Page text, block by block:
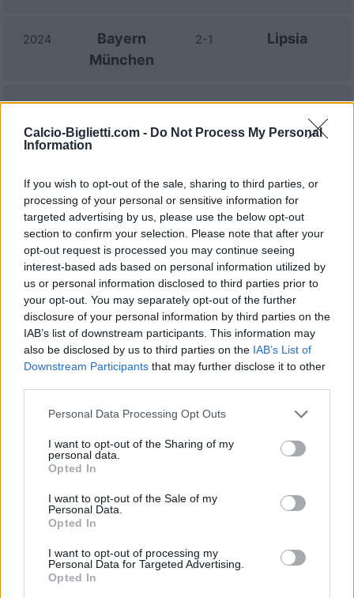
Calcio-Biglietti.com - Do Not Process My Personal
Information
If you wish to opt-out of the sale, sharing to third parties, or
processing of your personal or sensitive information for
targeted advertising by us, please use the below opt-out
section to confirm your selection. Please note that after your
opt-out request is processed you may continue seeing
interest-based ads based on personal information utilized by
us or personal information disclosed to third parties prior to
your opt-out. You may separately opt-out of the further
disclosure of your personal information by third parties on the
IAB’s list of downstream participants. This information may
also be disclosed by us to third parties on the IAB’s List of
Downstream Participants that may further disclose it to other
Personal Data Processing Opt Outs
I want to opt-out of the Sharing of my
personal data.
Opted In
I want to opt-out of the Sale of my
Personal Data.
Opted In
I want to opt-out of processing my
Personal Data for Targeted Advertising.
Opted In
2024
Bayern
München
2-1 Lipsia
2023 Lipsia 2-2
Bayern
München
2023
Bayern
München
0-3 Lipsia
2023
Bayern
München
1-3 Lipsia
2023 Lipsia 1-1
Bayern
München
Prossime partite Bayern
Borussia
Bayern
München
Stoccarda